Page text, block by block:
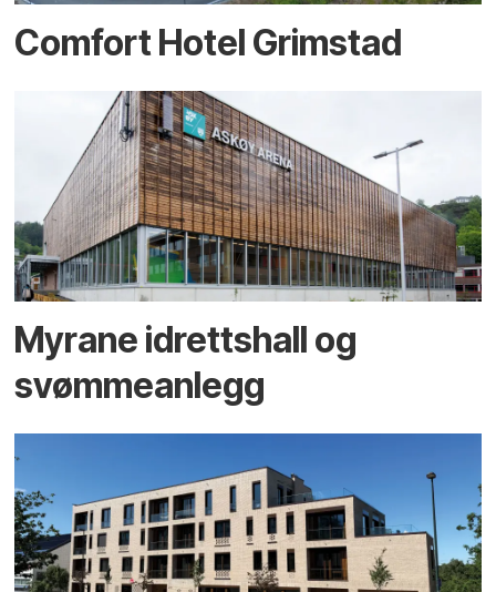
Comfort Hotel Grimstad
Myrane idrettshall og
svømmeanlegg